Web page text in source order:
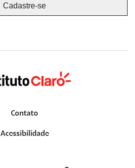
Contato
Acessibilidade